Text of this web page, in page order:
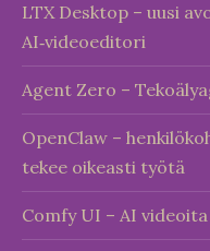
LTX Desktop – uusi
AI‑videoeditori
Agent Zero –
OpenClaw –
tekee oikeasti työtä
Comfy UI – AI